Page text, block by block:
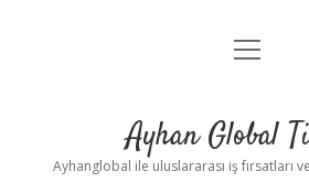
Anasayfa
Yasal Uyarı
menüyü
Ayhan Global
Ayhanglobal ile uluslararası iş fırsatları